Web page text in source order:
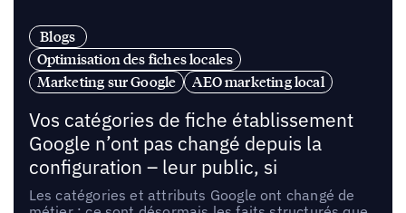
Blogs
Optimisation des fiches locales
Marketing sur Google
AEO marketing local
Vos catégories de fiche établissement
Google n’ont pas changé depuis la
configuration – leur public, si
Les catégories et attributs Google ont changé de